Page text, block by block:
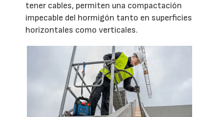
tener cables, permiten una compactación
impecable del hormigón tanto en superficies
horizontales como verticales.